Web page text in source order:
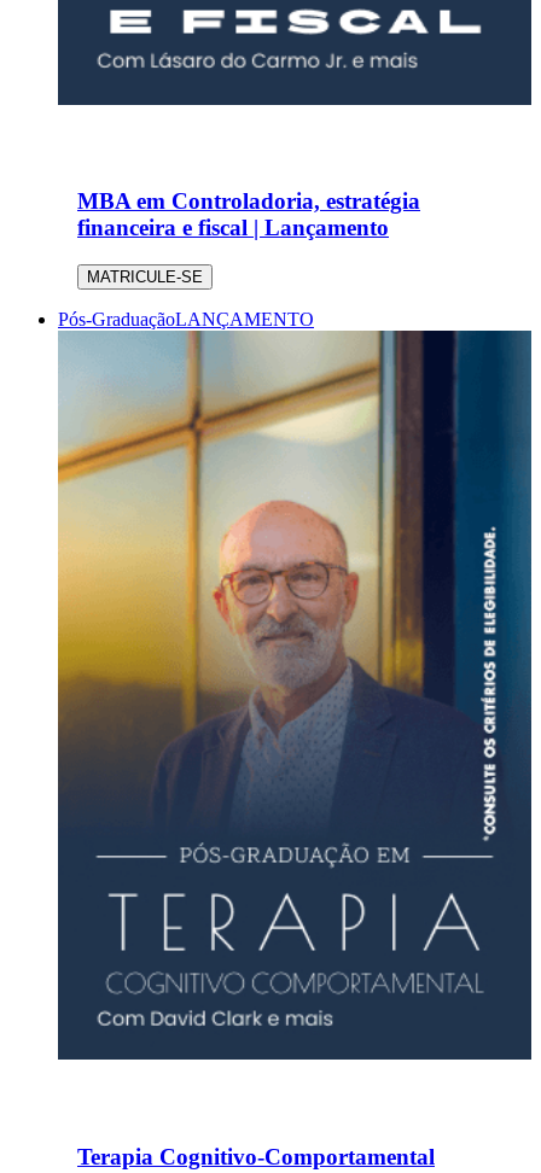
MBA em Controladoria, estratégia
financeira e fiscal | Lançamento
MATRICULE-SE
Pós-GraduaçãoLANÇAMENTO
Terapia Cognitivo-Comportamental